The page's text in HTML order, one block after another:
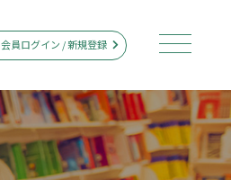
会員ログイン / 新規登録